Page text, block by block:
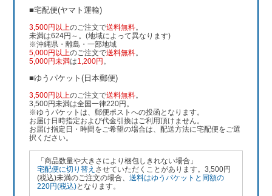
■宅配便(ヤマト運輸)
3,500円以上のご注文で送料無料。
未満は624円～。(地域によって異なります)
※沖縄県・離島・一部地域
5,000円以上のご注文で送料無料。
5,000円未満は1,200円 。
■ゆうパケット(日本郵便)
3,500円以上のご注文で送料無料。
3,500円未満は全国一律220円。
※ゆうパケットは、郵便ポストへの投函となります。
お届け日時指定および代金引換はご利用頂けません。
お届け指定日・時間をご希望の場合は、配送方法に宅配便をご選
択ください。
「商品数量や大きさにより梱包しきれない場合」
宅配便に切り替え させていただくことがあります。3,500円
(税込)未満のご注文の場合、送料はゆうパケットと同額の
220円(税込)となります。